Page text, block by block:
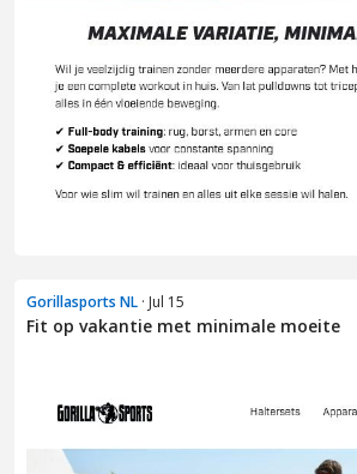
Gorillasports NL · Jul 15
Fit op vakantie met minimale moeite